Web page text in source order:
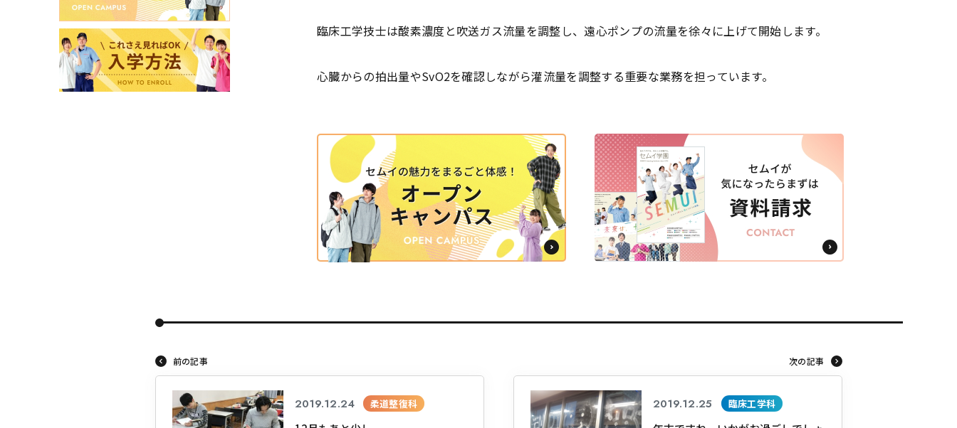
臨床工学技士は酸素濃度と吹送ガス流量を調整し、遠心ポンプの流量を徐々に上げて開始します。
心臓からの拍出量やSvO2を確認しながら灌流量を調整する重要な業務を担っています。
前の記事
2019.12.24 柔道整復科
次の記事
2019.12.25 臨床工学科